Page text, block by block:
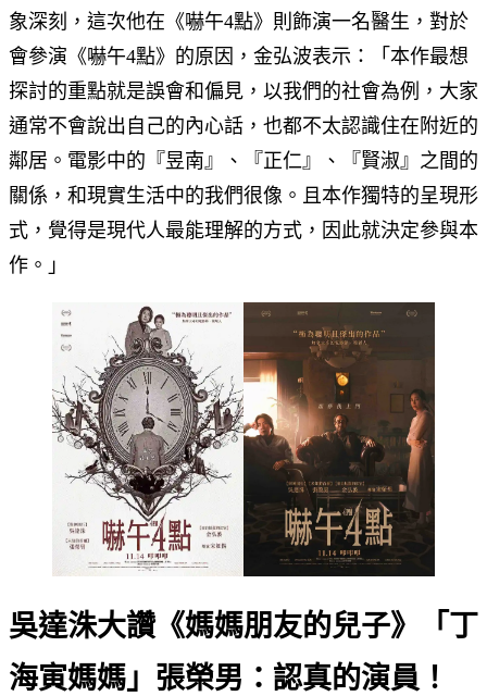
象深刻，這次他在《嚇午4點》則飾演一名醫生，對於
會參演《嚇午4點》的原因，金弘波表示：「本作最想
探討的重點就是誤會和偏見，以我們的社會為例，大家
通常不會說出自己的內心話，也都不太認識住在附近的
鄰居。電影中的『昱南』、『正仁』、『賢淑』之間的
關係，和現實生活中的我們很像。且本作獨特的呈現形
式，覺得是現代人最能理解的方式，因此就決定參與本
作。」
吳達洙大讚《媽媽朋友的兒子》「丁
海寅媽媽」張榮男：認真的演員！